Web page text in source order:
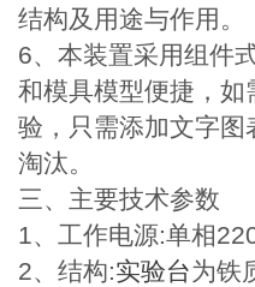
结构及用途与作用。
6、本装置采用组件
和模具模型便捷，
验，只需添加文字
淘汰。
三、主要技术参数
1、工作电源:单相
2、结构:实验台为铁